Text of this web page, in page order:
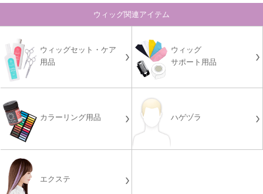
ウィッグ関連アイテム
ウィッグセット・ケア
用品
ウィッグ
サポート用品
カラーリング用品 ハゲヅラ
エクステ